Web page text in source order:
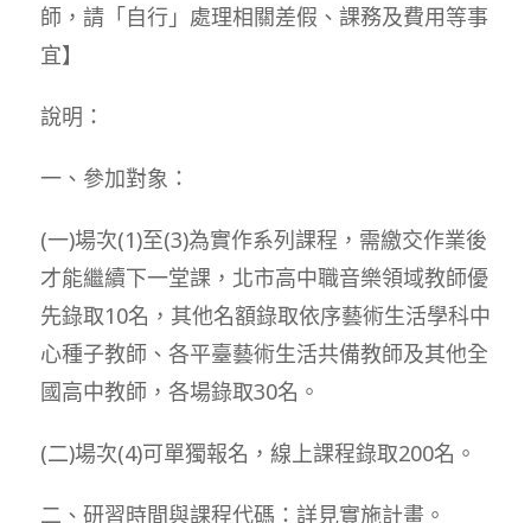
師，請「自行」處理相關差假、課務及費用等事
宜】
說明：
一、參加對象：
(一)場次(1)至(3)為實作系列課程，需繳交作業後
才能繼續下一堂課，北市高中職音樂領域教師優
先錄取10名，其他名額錄取依序藝術生活學科中
心種子教師、各平臺藝術生活共備教師及其他全
國高中教師，各場錄取30名。
(二)場次(4)可單獨報名，線上課程錄取200名。
二、研習時間與課程代碼：詳見實施計畫。